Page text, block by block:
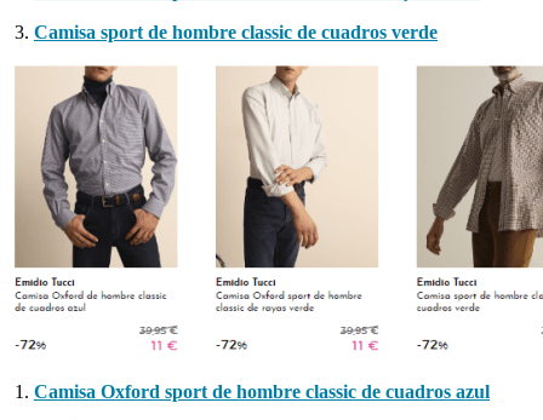
Camisa sport de hombre classic de cuadros verde
Camisa Oxford sport de hombre classic de cuadros azul